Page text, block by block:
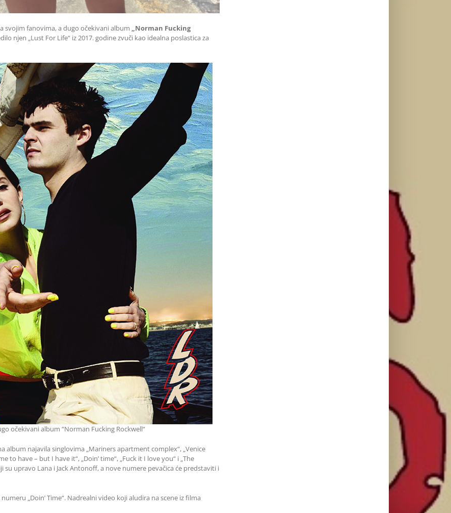
svojim fanovima, a dugo očekivani album „Norman Fucking
njen „Lust For Life“ iz 2017. godine zvuči kao idealna poslastica za
očekivani album “Norman Fucking Rockwell“
album najavila singlovima „Mariners apartment complex“, „Venice
to have – but I have it“, „Doin’ time“, „Fuck it I love you“ i „The
su upravo Lana i Jack Antonoff, a nove numere pevačica će predstaviti i
„Doin’ Time“. Nadrealni video koji aludira na scene iz filma